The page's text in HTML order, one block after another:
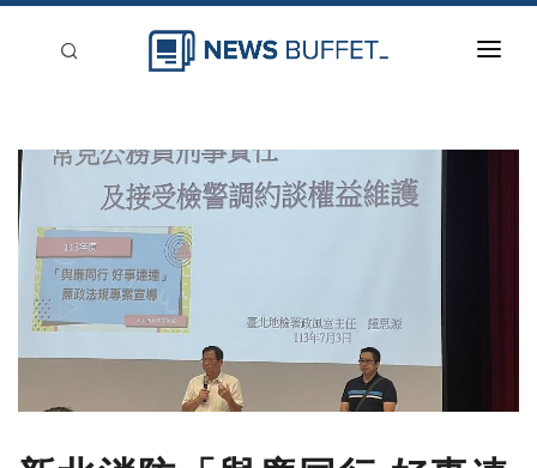
新聞稿分類
登入
刊登